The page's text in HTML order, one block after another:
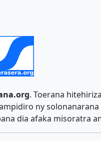
. Toerana
ny
dia afaka misoratra